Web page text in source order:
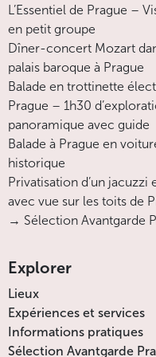
bénéficie
endroits
encore
La rue
douce
les
siècle. Et
lieu
on
La
L’Essentiel de Prague –
en petit groupe
Dîner-concert Mozart
palais baroque à Prague
Balade en trottinette
Prague – 1h30
panoramique avec guide
Balade à Prague en
historique
Privatisation d’un jacuzzi
avec vue sur les toits de
→ Sélection Avantgarde
Explorer
Lieux
Expériences et services
Informations pratiques
Sélection Avantgarde